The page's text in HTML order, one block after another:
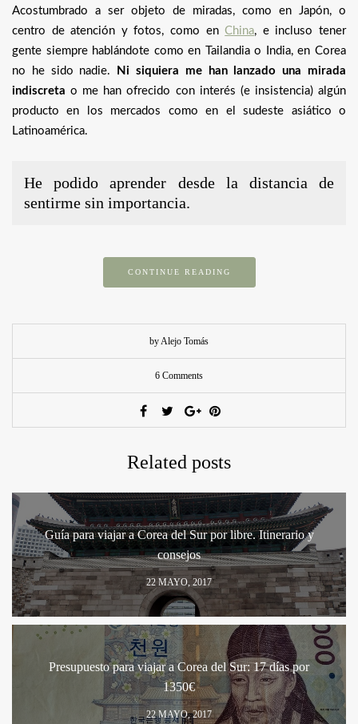
Acostumbrado a ser objeto de miradas, como en Japón, o
centro de atención y fotos, como enChina, e incluso tener
gente siempre hablándote como en Tailandia o India, en Corea
no he sido nadie.
Ni siquiera me han lanzado una mirada
indiscreta o me han ofrecido con interés (e insistencia) algún
producto en los mercados como en el sudeste asiático o
Latinoamérica.
He podido aprender desde la distancia de
sentirme sin importancia.
CONTINUE READING
by Alejo Tomás
6 Comments
Related posts
Guía para viajar a Corea del Sur por libre. Itinerario y
consejos
22 MAYO, 2017
Presupuesto para viajar a Corea del Sur: 17 días por
1350€
22 MAYO, 2017